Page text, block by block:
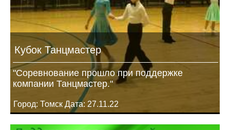
Кубок Танцмастер
"Соревнование прошло при поддержке
компании Танцмастер."
Город: Томск Дата: 27.11.22